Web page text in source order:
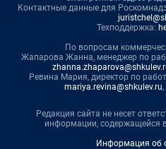
Контактные данные для
Техподдержка:
По вопросам
Жапарова Жанна, менеджер по
Ревина Мария, директор по
mariya.revina@shkulev.ru
Редакция сайта не несет
информации, содержащейся
Информация об